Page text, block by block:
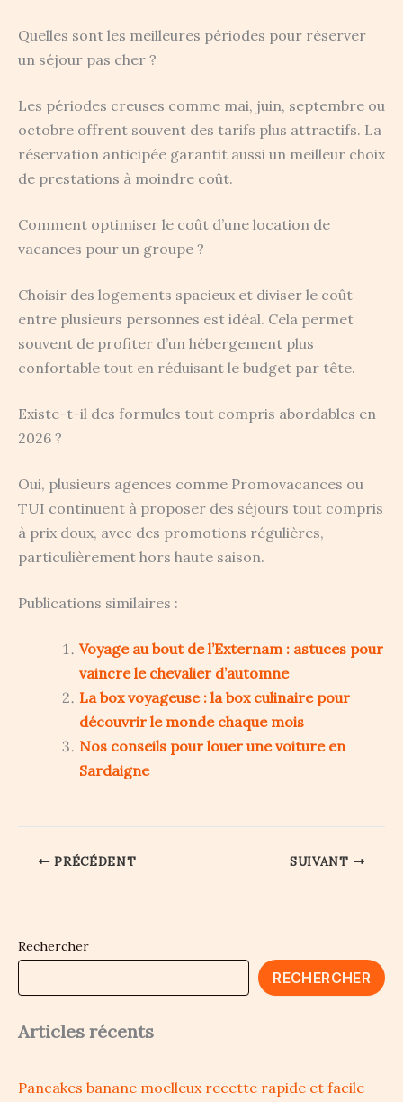
Quelles sont les meilleures périodes pour réserver
un séjour pas cher ?
Les périodes creuses comme mai, juin, septembre ou
octobre offrent souvent des tarifs plus attractifs. La
réservation anticipée garantit aussi un meilleur choix
de prestations à moindre coût.
Comment optimiser le coût d’une location de
vacances pour un groupe ?
Choisir des logements spacieux et diviser le coût
entre plusieurs personnes est idéal. Cela permet
souvent de profiter d’un hébergement plus
confortable tout en réduisant le budget par tête.
Existe-t-il des formules tout compris abordables en
2026 ?
Oui, plusieurs agences comme Promovacances ou
TUI continuent à proposer des séjours tout compris
à prix doux, avec des promotions régulières,
particulièrement hors haute saison.
Publications similaires :
Voyage au bout de l’Externam : astuces pour
vaincre le chevalier d’automne
La box voyageuse : la box culinaire pour
découvrir le monde chaque mois
Nos conseils pour louer une voiture en
Sardaigne
PRÉCÉDENT SUIVANT
Rechercher
RECHERCHER
Articles récents
Pancakes banane moelleux recette rapide et facile